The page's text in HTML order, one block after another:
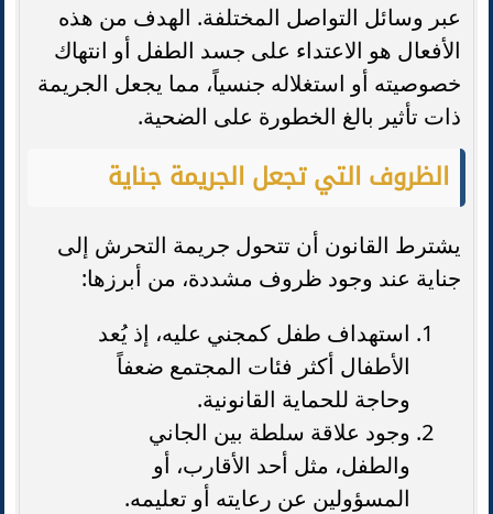
عبر وسائل التواصل المختلفة. الهدف من هذه
الأفعال هو الاعتداء على جسد الطفل أو انتهاك
خصوصيته أو استغلاله جنسياً، مما يجعل الجريمة
ذات تأثير بالغ الخطورة على الضحية.
الظروف التي تجعل الجريمة جناية
يشترط القانون أن تتحول جريمة التحرش إلى
جناية عند وجود ظروف مشددة، من أبرزها:
استهداف طفل كمجني عليه، إذ يُعد
الأطفال أكثر فئات المجتمع ضعفاً
وحاجة للحماية القانونية.
وجود علاقة سلطة بين الجاني
والطفل، مثل أحد الأقارب، أو
المسؤولين عن رعايته أو تعليمه.